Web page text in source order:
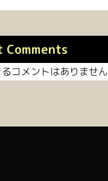
Comments
コメントはありません